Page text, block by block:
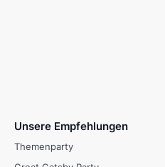
Unsere Empfehlungen
Themenparty